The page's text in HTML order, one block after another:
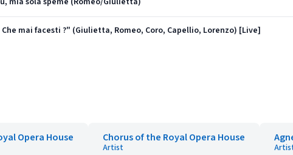
mai facesti ?" (Giulietta, Romeo, Coro, Capellio, Lorenzo) [Live]
Opera House Chorus of the Royal Opera House
Artist